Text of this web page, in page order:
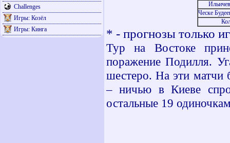
Challenges
Игры: Козёл
Игры: Кинга
Ческе
* - прогнозы только
Тур на Востоке
поражение Подилля.
шестеро. На эти матчи
– ничью в Киеве
остальные 19